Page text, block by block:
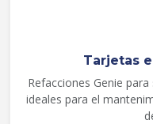
Tarjetas
Refacciones Genie
ideales para el